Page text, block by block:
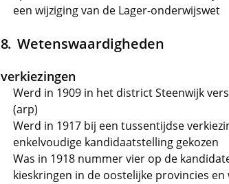
een wijziging van de Lager-onderwijswet
Wetenswaardigheden
verkiezingen
Werd in 1909 in het district Steenwijk
(arp)
Werd in 1917 bij een tussentijdse
enkelvoudige kandidaatstelling gekozen
Was in 1918 nummer vier op de
kieskringen in de oostelijke provincies en